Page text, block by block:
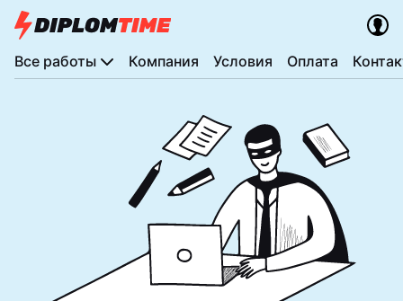
Все работы Компания Условия Оплата